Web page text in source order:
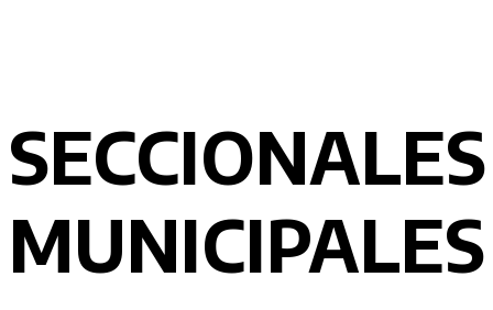
SECCIONALES
MUNICIPALES